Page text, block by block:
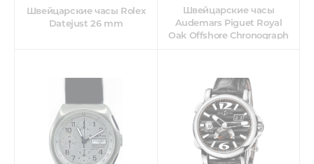
Швейцарские часы Rolex
Datejust 26 mm
Швейцарские часы
Audemars Piguet Royal
Oak Offshore Chronograph